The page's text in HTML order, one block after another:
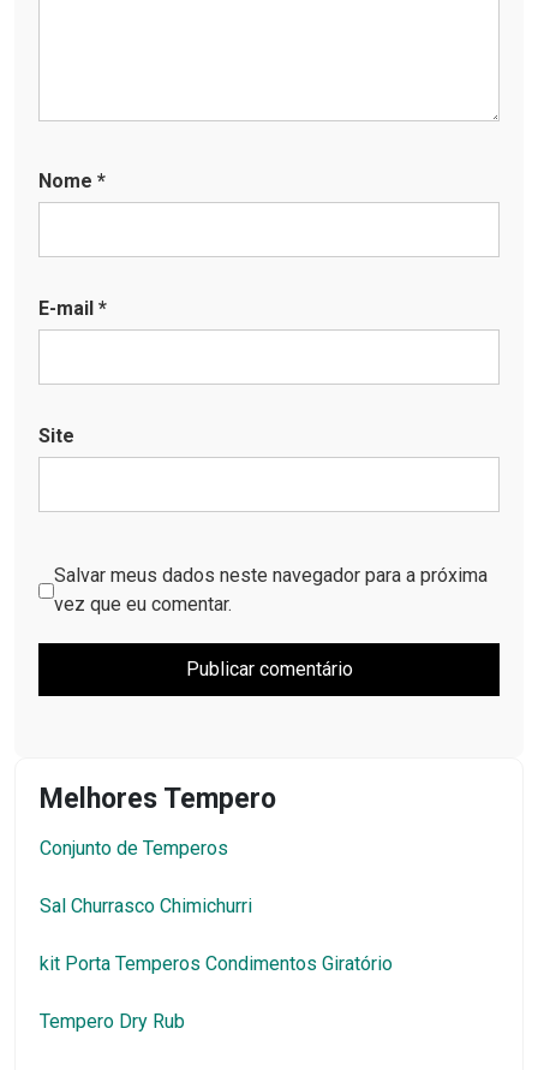
Nome *
E-mail *
Site
Salvar meus dados neste navegador para a próxima
vez que eu comentar.
Melhores Tempero
Conjunto de Temperos
Sal Churrasco Chimichurri
kit Porta Temperos Condimentos Giratório
Tempero Dry Rub